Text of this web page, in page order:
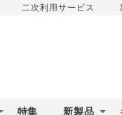
二次利用サービス
特集 新製品